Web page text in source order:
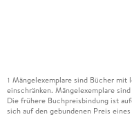
1 Mängelexemplare sind Bücher mit
einschränken. Mängelexemplare
Die frühere Buchpreisbindung ist
sich auf den gebundenen Preis